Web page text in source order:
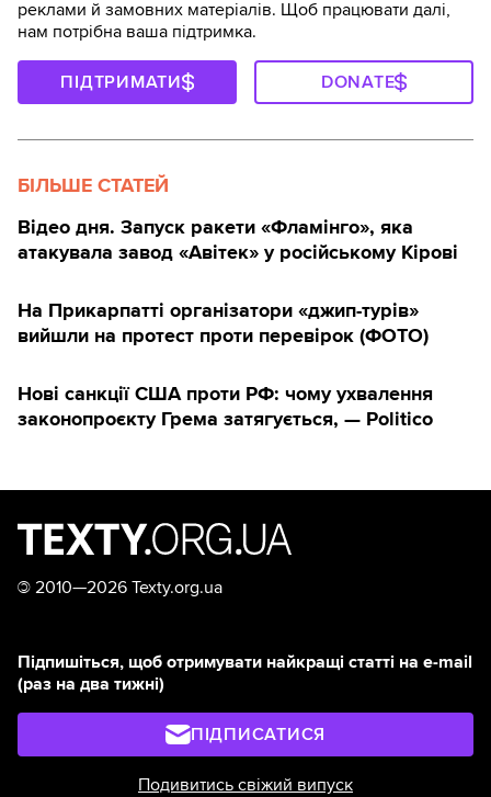
реклами й замовних матеріалів. Щоб працювати далі,
нам потрібна ваша підтримка.
ПІДТРИМАТИ DONATE
БІЛЬШЕ СТАТЕЙ
Відео дня. Запуск ракети «Фламінго», яка
атакувала завод «Авітек» у російському Кірові
На Прикарпатті організатори «джип-турів»
вийшли на протест проти перевірок (ФОТО)
Нові санкції США проти РФ: чому ухвалення
законопроєкту Грема затягується, — Politico
© 2010—2026 Texty.org.ua
Підпишіться, щоб отримувати найкращі статті на e-mail
(раз на два тижні)
ПІДПИСАТИСЯ
Подивитись свіжий випуск